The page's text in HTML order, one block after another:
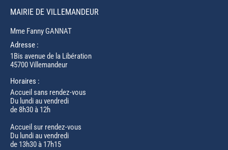
MAIRIE DE VILLEMANDEUR
Mme Fanny GANNAT
Adresse :
1Bis avenue de la Libération
45700 Villemandeur
Horaires :
Accueil sans rendez-vous
Du lundi au vendredi
de 8h30 à 12h
Accueil sur rendez-vous
Du lundi au vendredi
de 13h30 à 17h15